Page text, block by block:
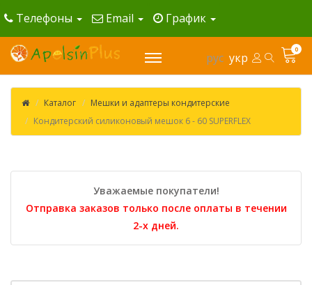
Телефоны Email График
рус укр
0
Каталог
Мешки и адаптеры кондитерские
Кондитерский силиконовый мешок 6 - 60 SUPERFLEX
Уважаемые покупатели!
Отправка заказов только после оплаты в течении
2-х дней.